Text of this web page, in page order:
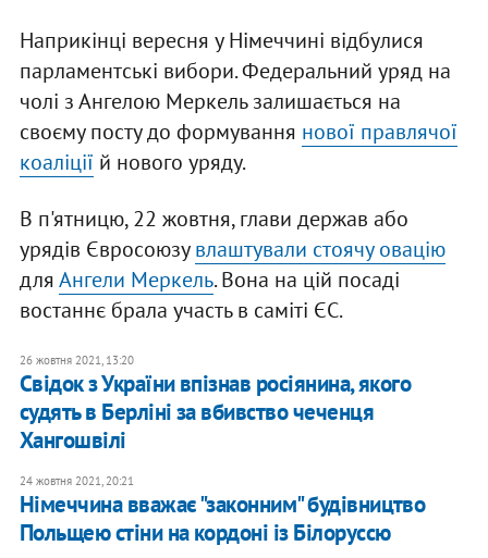
Наприкінці вересня у Німеччині відбулися
парламентські вибори. Федеральний уряд на
чолі з Ангелою Меркель залишається на
своєму посту до формування нової правлячої
коаліції й нового уряду.
В п'ятницю, 22 жовтня, глави держав або
урядів Євросоюзувлаштували стоячу овацію
дляАнгели Меркель. Вона на цій посаді
востаннє брала участь в саміті ЄС.
26 жовтня 2021, 13:20
Свідок з України впізнав росіянина, якого
судять в Берліні за вбивство чеченця
Хангошвілі
24 жовтня 2021, 20:21
Німеччина вважає "законним" будівництво
Польщею стіни на кордоні із Білоруссю